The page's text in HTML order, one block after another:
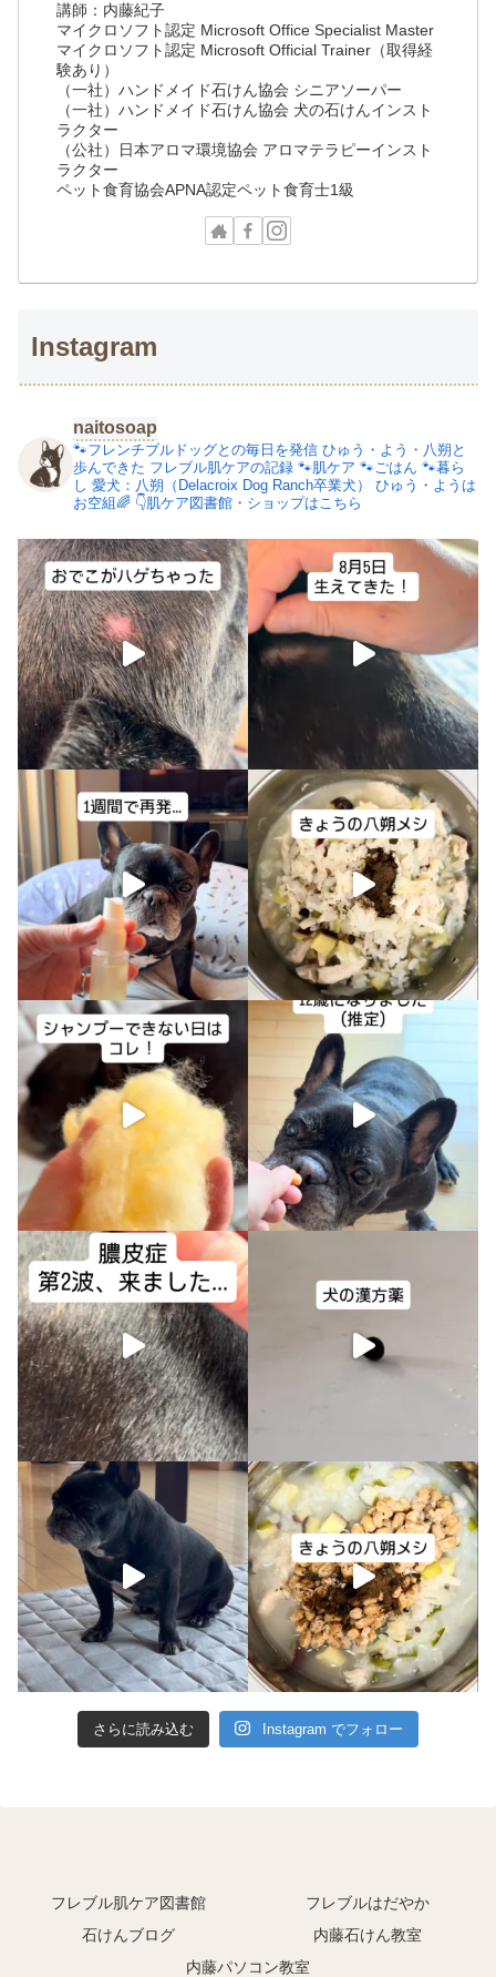
講師：内藤紀子
マイクロソフト認定 Microsoft Office Specialist Master
マイクロソフト認定 Microsoft Official Trainer（取得経
験あり）
（一社）ハンドメイド石けん協会 シニアソーパー
（一社）ハンドメイド石けん協会 犬の石けんインスト
ラクター
（公社）日本アロマ環境協会 アロマテラピーインスト
ラクター
ペット食育協会APNA認定ペット食育士1級
Instagram
naitosoap
🐾フレンチブルドッグとの毎日を発信 ひゅう・よう・八朔と
歩んできた フレブル肌ケアの記録 🐾肌ケア 🐾ごはん 🐾暮ら
し 愛犬：八朔（Delacroix Dog Ranch卒業犬）
ひゅう・ようは
お空組🌈 👇肌ケア図書館・ショップはこちら
さらに読み込む Instagram でフォロー
フレブル肌ケア図書館
フレブルはだやか
石けんブログ
内藤石けん教室
内藤パソコン教室